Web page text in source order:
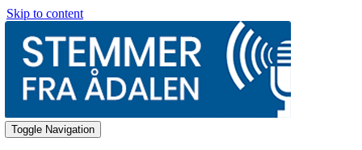
Skip to content
Toggle Navigation